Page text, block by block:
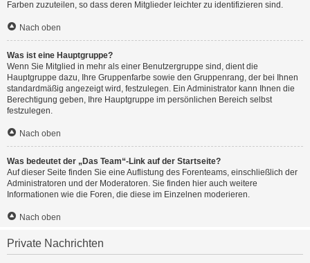
Farben zuzuteilen, so dass deren Mitglieder leichter zu identifizieren sind.
Nach oben
Was ist eine Hauptgruppe?
Wenn Sie Mitglied in mehr als einer Benutzergruppe sind, dient die
Hauptgruppe dazu, Ihre Gruppenfarbe sowie den Gruppenrang, der bei Ihnen
standardmäßig angezeigt wird, festzulegen. Ein Administrator kann Ihnen die
Berechtigung geben, Ihre Hauptgruppe im persönlichen Bereich selbst
festzulegen.
Nach oben
Was bedeutet der „Das Team“-Link auf der Startseite?
Auf dieser Seite finden Sie eine Auflistung des Forenteams, einschließlich der
Administratoren und der Moderatoren. Sie finden hier auch weitere
Informationen wie die Foren, die diese im Einzelnen moderieren.
Nach oben
Private Nachrichten